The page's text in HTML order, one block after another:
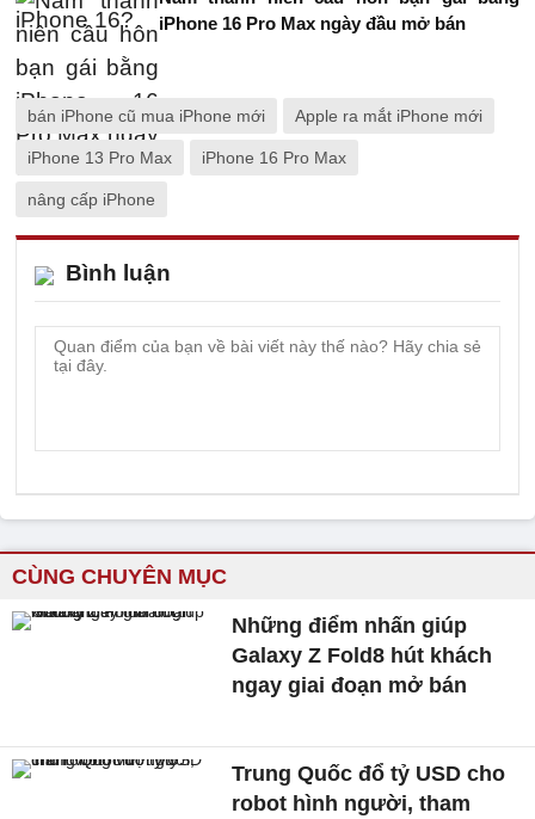
iPhone 16 Pro Max ngày đầu mở bán
bán iPhone cũ mua iPhone mới Apple ra mắt iPhone mới
iPhone 13 Pro Max iPhone 16 Pro Max
nâng cấp iPhone
Bình luận
CÙNG CHUYÊN MỤC
Những điểm nhấn giúp
Galaxy Z Fold8 hút khách
ngay giai đoạn mở bán
Trung Quốc đổ tỷ USD cho
robot hình người, tham